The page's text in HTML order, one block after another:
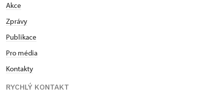
Akce
Zprávy
Publikace
Pro média
Kontakty
RYCHLÝ KONTAKT